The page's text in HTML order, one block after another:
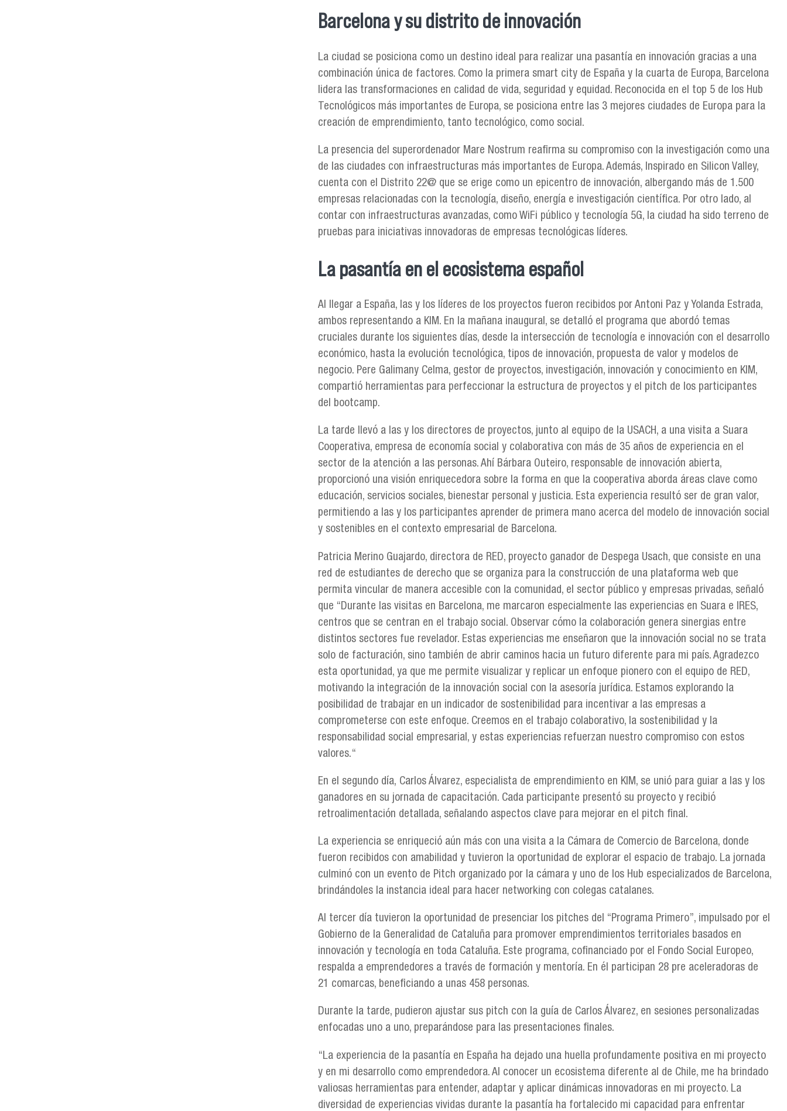
Barcelona y su distrito de innovación
La ciudad se posiciona como un destino ideal para realizar una pasantía en innovación gracias a una
combinación única de factores. Como la primera smart city de España y la cuarta de Europa, Barcelona
lidera las transformaciones en calidad de vida, seguridad y equidad. Reconocida en el top 5 de los Hub
Tecnológicos más importantes de Europa, se posiciona entre las 3 mejores ciudades de Europa para la
creación de emprendimiento, tanto tecnológico, como social.
La presencia del superordenador Mare Nostrum reafirma su compromiso con la investigación como una
de las ciudades con infraestructuras más importantes de Europa. Además, Inspirado en Silicon Valley,
cuenta con el Distrito 22@ que se erige como un epicentro de innovación, albergando más de 1.500
empresas relacionadas con la tecnología, diseño, energía e investigación científica. Por otro lado, al
contar con infraestructuras avanzadas, como WiFi público y tecnología 5G, la ciudad ha sido terreno de
pruebas para iniciativas innovadoras de empresas tecnológicas líderes.
La pasantía en el ecosistema español
Al llegar a España, las y los líderes de los proyectos fueron recibidos por Antoni Paz y Yolanda Estrada,
ambos representando a KIM. En la mañana inaugural, se detalló el programa que abordó temas
cruciales durante los siguientes días, desde la intersección de tecnología e innovación con el desarrollo
económico, hasta la evolución tecnológica, tipos de innovación, propuesta de valor y modelos de
negocio. Pere Galimany Celma, gestor de proyectos, investigación, innovación y conocimiento en KIM,
compartió herramientas para perfeccionar la estructura de proyectos y el pitch de los participantes
del bootcamp.
La tarde llevó a las y los directores de proyectos, junto al equipo de la USACH, a una visita a Suara
Cooperativa, empresa de economía social y colaborativa con más de 35 años de experiencia en el
sector de la atención a las personas. Ahí Bárbara Outeiro, responsable de innovación abierta,
proporcionó una visión enriquecedora sobre la forma en que la cooperativa aborda áreas clave como
educación, servicios sociales, bienestar personal y justicia. Esta experiencia resultó ser de gran valor,
permitiendo a las y los participantes aprender de primera mano acerca del modelo de innovación social
y sostenibles en el contexto empresarial de Barcelona.
Patricia Merino Guajardo, directora de RED, proyecto ganador de Despega Usach, que consiste en una
red de estudiantes de derecho que se organiza para la construcción de una plataforma web que
permita vincular de manera accesible con la comunidad, el sector público y empresas privadas, señaló
que “Durante las visitas en Barcelona, me marcaron especialmente las experiencias en Suara e IRES,
centros que se centran en el trabajo social. Observar cómo la colaboración genera sinergias entre
distintos sectores fue revelador. Estas experiencias me enseñaron que la innovación social no se trata
solo de facturación, sino también de abrir caminos hacia un futuro diferente para mi país. Agradezco
esta oportunidad, ya que me permite visualizar y replicar un enfoque pionero con el equipo de RED,
motivando la integración de la innovación social con la asesoría jurídica. Estamos explorando la
posibilidad de trabajar en un indicador de sostenibilidad para incentivar a las empresas a
comprometerse con este enfoque. Creemos en el trabajo colaborativo, la sostenibilidad y la
responsabilidad social empresarial, y estas experiencias refuerzan nuestro compromiso con estos
valores.“
En el segundo día, Carlos Álvarez, especialista de emprendimiento en KIM, se unió para guiar a las y los
ganadores en su jornada de capacitación. Cada participante presentó su proyecto y recibió
retroalimentación detallada, señalando aspectos clave para mejorar en el pitch final.
La experiencia se enriqueció aún más con una visita a la Cámara de Comercio de Barcelona, donde
fueron recibidos con amabilidad y tuvieron la oportunidad de explorar el espacio de trabajo. La jornada
culminó con un evento de Pitch organizado por la cámara y uno de los Hub especializados de Barcelona,
brindándoles la instancia ideal para hacer networking con colegas catalanes.
Al tercer día tuvieron la oportunidad de presenciar los pitches del “Programa Primero”, impulsado por el
Gobierno de la Generalidad de Cataluña para promover emprendimientos territoriales basados en
innovación y tecnología en toda Cataluña. Este programa, cofinanciado por el Fondo Social Europeo,
respalda a emprendedores a través de formación y mentoría. En él participan 28 pre aceleradoras de
21 comarcas, beneficiando a unas 458 personas.
Durante la tarde, pudieron ajustar sus pitch con la guía de Carlos Álvarez, en sesiones personalizadas
enfocadas uno a uno, preparándose para las presentaciones finales.
“La experiencia de la pasantía en España ha dejado una huella profundamente positiva en mi proyecto
y en mi desarrollo como emprendedora. Al conocer un ecosistema diferente al de Chile, me ha brindado
valiosas herramientas para entender, adaptar y aplicar dinámicas innovadoras en mi proyecto. La
diversidad de experiencias vividas durante la pasantía ha fortalecido mi capacidad para enfrentar